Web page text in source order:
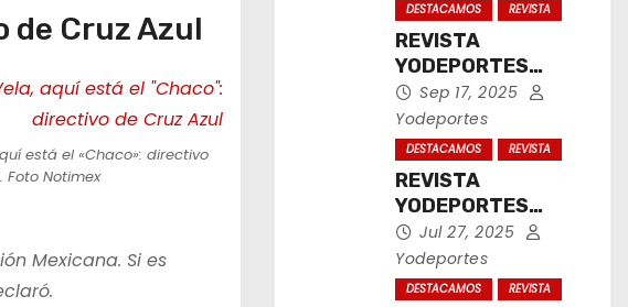
de Cruz Azul
está el «Chaco»: directivo
Foto Notimex
Mexicana. Si es
DESTACAMOS REVISTA
REVISTA
YODEPORTES
CHICAGO
SEPTIEMBRE 2025
Sep 17, 2025
Yodeportes
DESTACAMOS REVISTA
REVISTA
YODEPORTES
CHICAGO JULIO
2025
Jul 27, 2025
Yodeportes
DESTACAMOS REVISTA